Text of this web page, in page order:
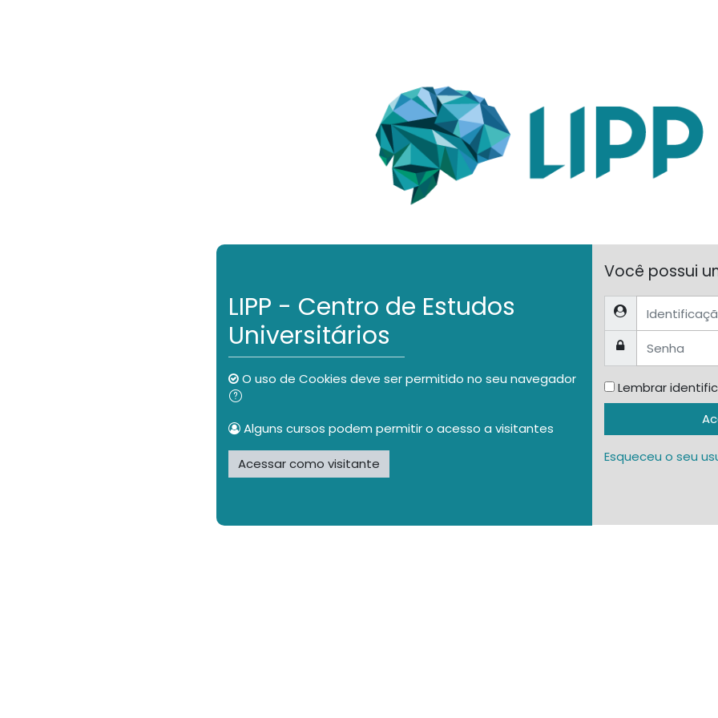
LIPP - Centro de Estudos
Universitários
O uso de Cookies deve ser permitido no seu navegador
Alguns cursos podem permitir o acesso a visitantes
Acessar como visitante
Você possui
Identificação de
Senha
Lembrar
Esqueceu o seu